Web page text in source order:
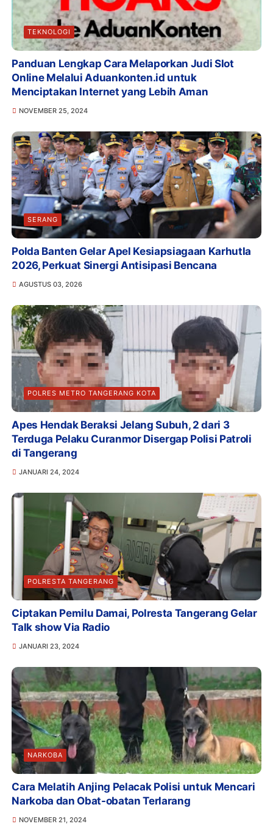
TEKNOLOGI
Panduan Lengkap Cara Melaporkan Judi Slot
Online Melalui Aduankonten.id untuk
Menciptakan Internet yang Lebih Aman
NOVEMBER 25, 2024
SERANG
Polda Banten Gelar Apel Kesiapsiagaan Karhutla
2026, Perkuat Sinergi Antisipasi Bencana
AGUSTUS 03, 2026
POLRES METRO TANGERANG KOTA
Apes Hendak Beraksi Jelang Subuh, 2 dari 3
Terduga Pelaku Curanmor Disergap Polisi Patroli
di Tangerang
JANUARI 24, 2024
POLRESTA TANGERANG
Ciptakan Pemilu Damai, Polresta Tangerang Gelar
Talk show Via Radio
JANUARI 23, 2024
NARKOBA
Cara Melatih Anjing Pelacak Polisi untuk Mencari
Narkoba dan Obat-obatan Terlarang
NOVEMBER 21, 2024